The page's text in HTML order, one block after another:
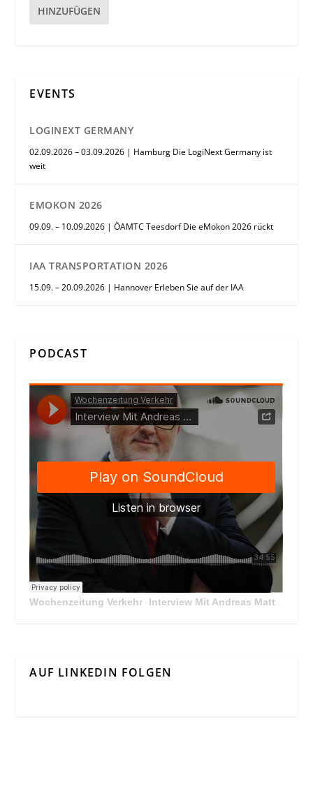
HINZUFÜGEN
EVENTS
LOGINEXT GERMANY
02.09.2026 – 03.09.2026 | Hamburg Die LogiNext Germany ist
weit
EMOKON 2026
09.09. – 10.09.2026 | ÖAMTC Teesdorf Die eMokon 2026 rückt
IAA TRANSPORTATION 2026
15.09. – 20.09.2026 | Hannover Erleben Sie auf der IAA
PODCAST
Wochenzeitung Verkehr · Interview Mit Andreas Matthä, CEO der ÖBB Holding
AUF LINKEDIN FOLGEN